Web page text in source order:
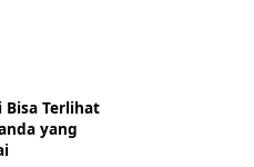
Bisa Terlihat
yang